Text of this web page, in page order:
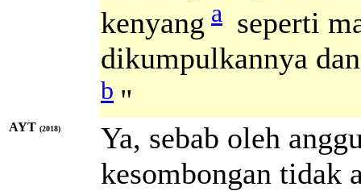
kenyang a seperti
dikumpulkannya
b "
AYT (2018)
Ya, sebab oleh
kesombongan tidak